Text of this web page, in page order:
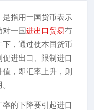
是指用一国货币表示
对一国进出口贸易有
，通过使本国货币
进出口、限制进口
，即汇率上升，则
的下降要引起进口